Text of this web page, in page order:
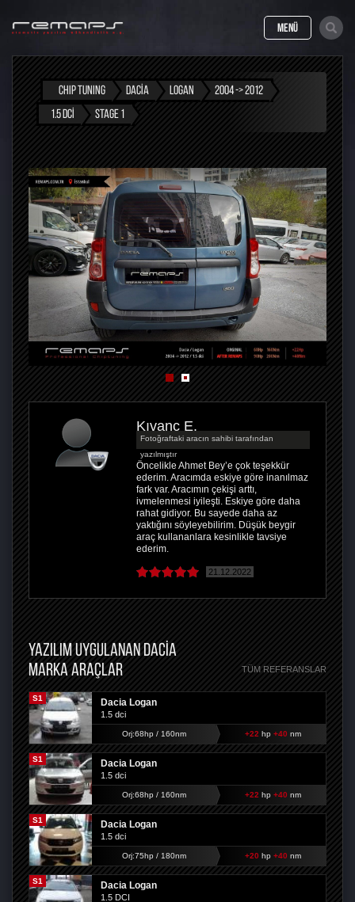
MENÜ
CHIP TUNING DACIA LOGAN
2004 -> 2012
1.5 DCI
STAGE 1
Kıvanç E.
Fotoğraftaki aracın sahibi tarafından
yazılmıştır
Öncelikle Ahmet Bey’e çok teşekkür
ederim. Aracımda eskiye göre inanılmaz
fark var. Aracımın çekişi arttı,
ivmelenmesi iyileşti. Eskiye göre daha
rahat gidiyor. Bu sayede daha az
yaktığını söyleyebilirim. Düşük beygir
araç kullananlara kesinlikle tavsiye
ederim.
21.12.2022
YAZILIM UYGULANAN DACIA
MARKA ARAÇLAR
TÜM REFERANSLAR
S1 Dacia Logan
1.5 dci
Orj:68hp / 160nm +22 hp +40 nm
S1 Dacia Logan
1.5 dci
Orj:68hp / 160nm +22 hp +40 nm
S1 Dacia Logan
1.5 dci
Orj:75hp / 180nm +20 hp +40 nm
S1 Dacia Logan
1.5 DCI